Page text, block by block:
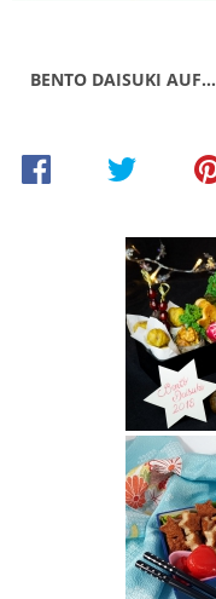
BENTO DAISUKI AUF…